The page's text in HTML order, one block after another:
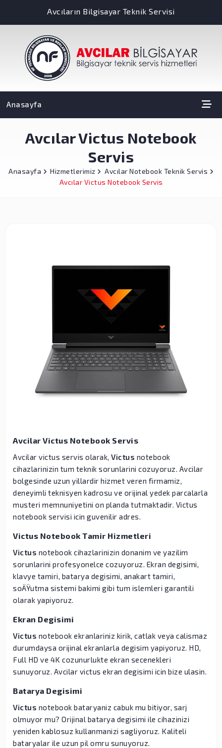
Avcıların Bilgisayar Teknik Servisi
Anasayfa
Avcılar Victus Notebook
Servis
Anasayfa Hizmetlerimiz
Avcılar Notebook Teknik Servis
Avcılar Victus Notebook Servis
Avcilar Victus Notebook Servis
Avcilar victus servis olarak, Victus notebook
cihazlarinizin tum teknik sorunlarini cozuyoruz. Avcilar
bolgesinde uzun yillardir hizmet veren firmamiz,
deneyimli teknisyen kadrosu ve orijinal yedek parcalarla
musteri memnuniyetini on planda tutmaktadir. Victus
notebook servisi icin guvenilir adres.
Victus Notebook Tamir Hizmetleri
Victus notebook cihazlarinizin donanim ve yazilim
sorunlarini profesyonelce cozuyoruz. Ekran degisimi,
klavye tamiri, batarya degisimi, anakart tamiri,
soÄŸutma sistemi bakimi gibi tum islemleri garantili
olarak yapiyoruz.
Ekran Degisimi
Victus notebook ekranlariniz kirik, catlak veya calismaz
durumdaysa orijinal ekranlarla degisim yapiyoruz. HD,
Full HD ve 4K cozunurlukte ekran secenekleri
sunuyoruz. Avcilar victus ekran degisimi icin bize ulasin.
Batarya Degisimi
Victus notebook bataryaniz cabuk mu bitiyor, sarj
olmuyor mu? Orijinal batarya degisimi ile cihazinizi
yeniden kablosuz kullanmanizi sagliyoruz. Kaliteli
bataryalar ile uzun pil omru sunuyoruz.